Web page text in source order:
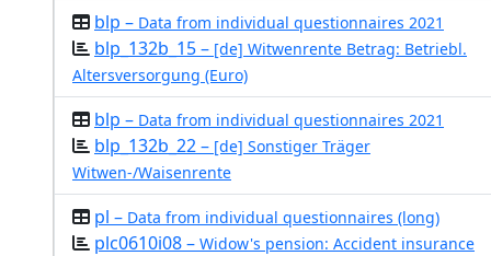
blp – Data from individual questionnaires 2021
blp_132b_15 – [de] Witwenrente Betrag: Betriebl.
Altersversorgung (Euro)
blp – Data from individual questionnaires 2021
blp_132b_22 – [de] Sonstiger Träger
Witwen-/Waisenrente
pl – Data from individual questionnaires (long)
plc0610i08 – Widow's pension: Accident insurance